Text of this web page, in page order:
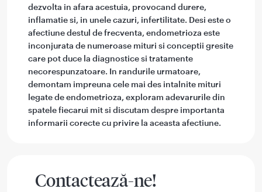
dezvolta in afara acestuia, provocand durere,
inflamatie si, in unele cazuri, infertilitate. Desi este o
afectiune destul de frecventa, endometrioza este
inconjurata de numeroase mituri si conceptii gresite
care pot duce la diagnostice si tratamente
necorespunzatoare. In randurile urmatoare,
demontam impreuna cele mai des intalnite mituri
legate de endometrioza, exploram adevarurile din
spatele fiecarui mit si discutam despre importanta
informarii corecte cu privire la aceasta afectiune.
Contactează-ne!